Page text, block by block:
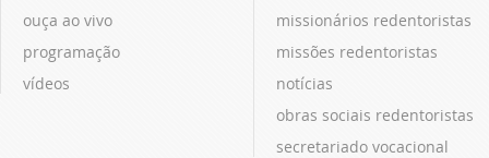
ouça ao vivo
programação
vídeos
missionários redentoristas
missões redentoristas
notícias
obras sociais redentoristas
secretariado vocacional